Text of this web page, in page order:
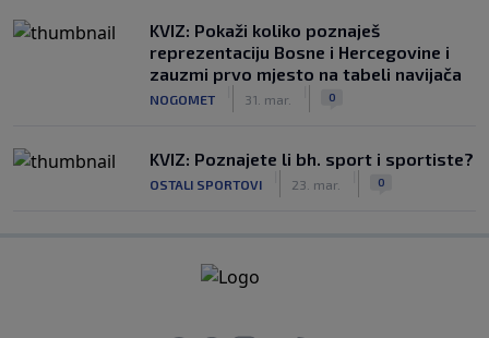
KVIZ: Pokaži koliko poznaješ
reprezentaciju Bosne i Hercegovine i
zauzmi prvo mjesto na tabeli navijača
NOGOMET 31. mar. 0
KVIZ: Poznajete li bh. sport i sportiste?
OSTALI SPORTOVI 23. mar. 0